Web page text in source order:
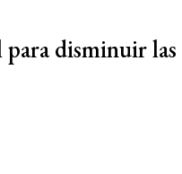
disminuir las